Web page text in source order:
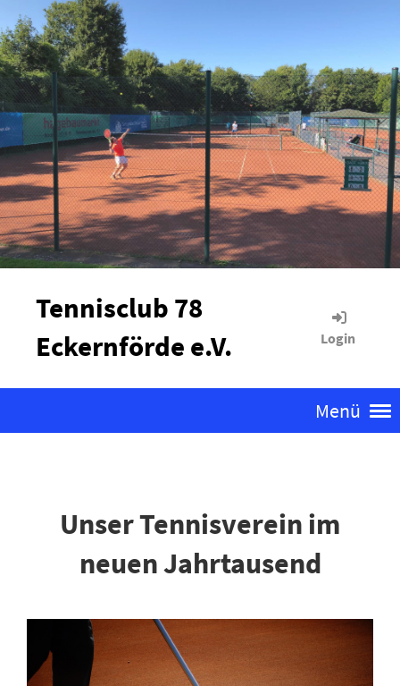
Tennisclub 78
Eckernförde e.V.
Login
Menü
Unser Tennisverein im
neuen Jahrtausend